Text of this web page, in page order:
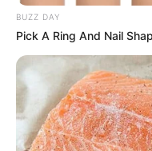
BUZZ DAY
Pick A Ring And Nail